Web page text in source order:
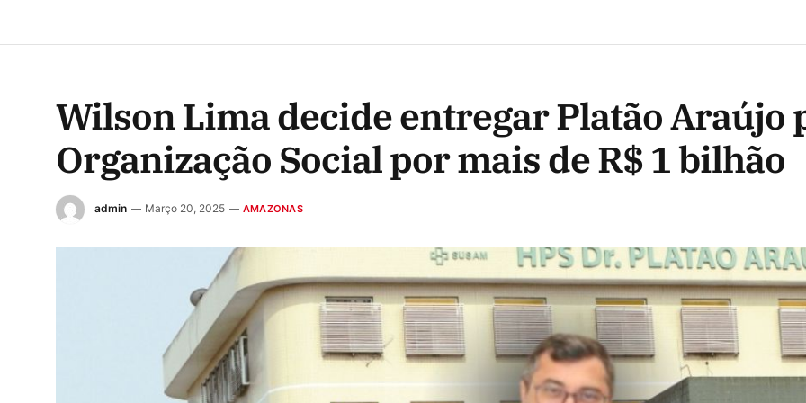
Wilson Lima decide entregar Platão Araújo
Organização Social por mais de R$ 1 bilhão
admin Março 20, 2025 AMAZONAS